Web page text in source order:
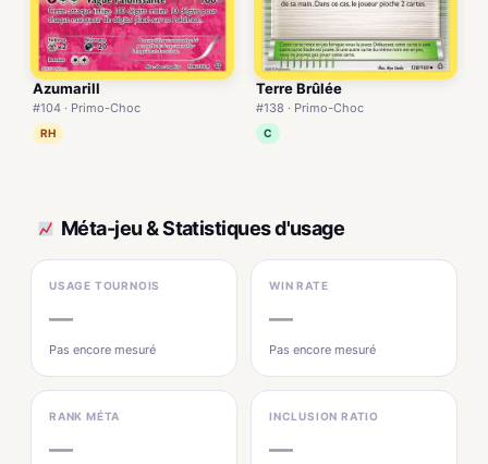
Azumarill
#104 · Primo-Choc
RH
Terre Brûlée
#138 · Primo-Choc
C
Méta-jeu & Statistiques d'usage
USAGE TOURNOIS
—
Pas encore mesuré
WIN RATE
—
Pas encore mesuré
RANK MÉTA
—
INCLUSION RATIO
—